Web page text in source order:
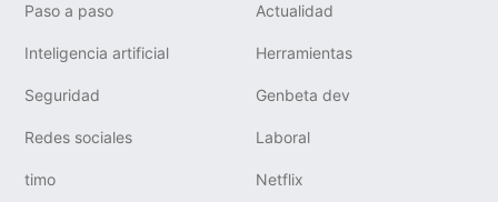
Paso a paso Actualidad
Inteligencia artificial Herramientas
Seguridad Genbeta dev
Redes sociales Laboral
timo Netflix